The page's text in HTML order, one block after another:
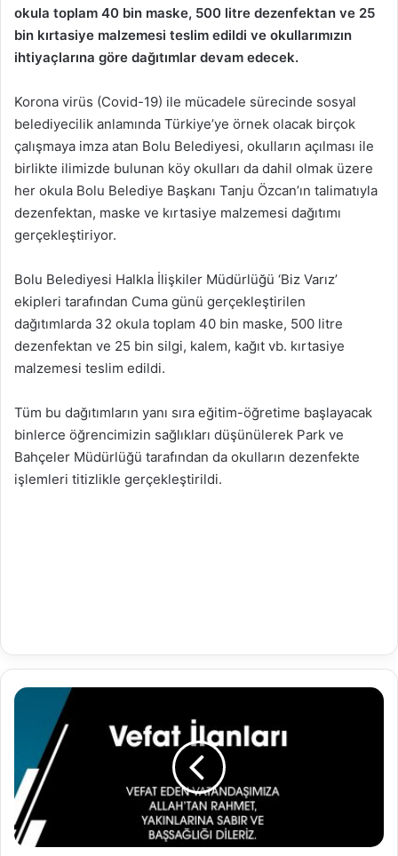
okula toplam 40 bin maske, 500 litre dezenfektan ve 25
bin kırtasiye malzemesi teslim edildi ve okullarımızın
ihtiyaçlarına göre dağıtımlar devam edecek.
Korona virüs (Covid-19) ile mücadele sürecinde sosyal
belediyecilik anlamında Türkiye’ye örnek olacak birçok
çalışmaya imza atan Bolu Belediyesi, okulların açılması ile
birlikte ilimizde bulunan köy okulları da dahil olmak üzere
her okula Bolu Belediye Başkanı Tanju Özcan’ın talimatıyla
dezenfektan, maske ve kırtasiye malzemesi dağıtımı
gerçekleştiriyor.
Bolu Belediyesi Halkla İlişkiler Müdürlüğü ‘Biz Varız’
ekipleri tarafından Cuma günü gerçekleştirilen
dağıtımlarda 32 okula toplam 40 bin maske, 500 litre
dezenfektan ve 25 bin silgi, kalem, kağıt vb. kırtasiye
malzemesi teslim edildi.
Tüm bu dağıtımların yanı sıra eğitim-öğretime başlayacak
binlerce öğrencimizin sağlıkları düşünülerek Park ve
Bahçeler Müdürlüğü tarafından da okulların dezenfekte
işlemleri titizlikle gerçekleştirildi.
10.10.2020